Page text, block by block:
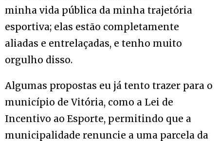
minha vida pública da minha trajetória
esportiva; elas estão completamente
aliadas e entrelaçadas, e tenho muito
orgulho disso.
Algumas propostas eu já tento trazer para o
município de Vitória, como a Lei de
Incentivo ao Esporte, permitindo que a
municipalidade renuncie a uma parcela da